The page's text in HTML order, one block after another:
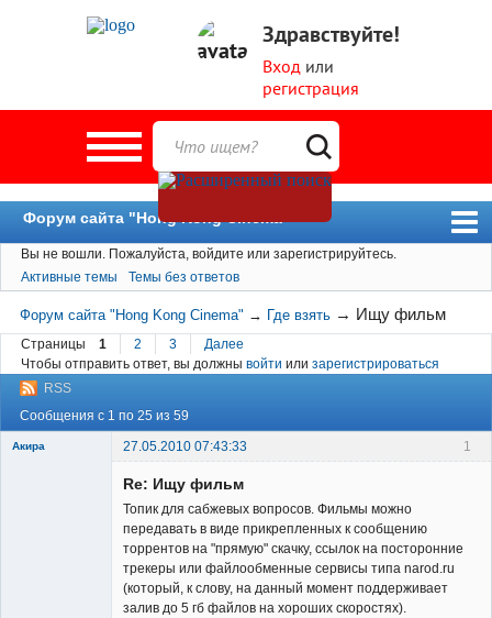
Здравствуйте!
Вход или
регистрация
Форум сайта "Hong Kong Cinema"
Форум
Новости
Пользователи
Поиск
Вы не вошли. Пожалуйста, войдите или зарегистрируйтесь.
Активные темы
Темы без ответов
Форум сайта "Hong Kong Cinema" → Где взять → Ищу фильм
Страницы 1 2 3
Далее
Чтобы отправить ответ, вы должны войти или зарегистрироваться
RSS
Сообщения с 1 по 25 из 59
1
Акира 27.05.2010 07:43:33
Re: Ищу фильм
Топик для сабжевых вопросов. Фильмы можно
передавать в виде прикрепленных к сообщению
торрентов на "прямую" скачку, ссылок на посторонние
трекеры или файлообменные сервисы типа narod.ru
(который, к слову, на данный момент поддерживает
залив до 5 гб файлов на хороших скоростях).